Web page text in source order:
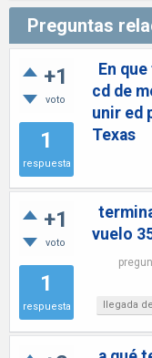
Preguntas
+1
voto
1
respuesta
En
cd de
unir ed
Texas
+1
voto
1
respuesta
vuelo
llegada